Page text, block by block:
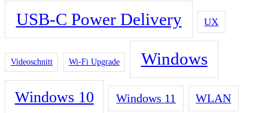
USB-C Power Delivery UX
Videoschnitt Wi-Fi Upgrade Windows
Windows 10 Windows 11 WLAN